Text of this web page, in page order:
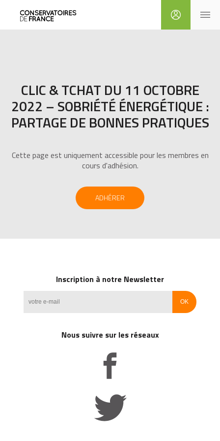
CLIC & TCHAT DU 11 OCTOBRE
2022 – SOBRIÉTÉ ÉNERGÉTIQUE :
PARTAGE DE BONNES PRATIQUES
Cette page est uniquement accessible pour les membres en
cours d'adhésion.
ADHÉRER
Inscription à notre Newsletter
Nous suivre sur les réseaux